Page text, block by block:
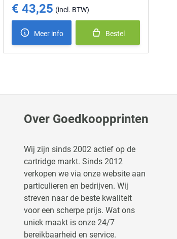
€ 43,25
Meer info Bestel
Over Goedkoopprinten
Wij zijn sinds 2002 actief op de
cartridge markt. Sinds 2012
verkopen we via onze website aan
particulieren en bedrijven. Wij
streven naar de beste kwaliteit
voor een scherpe prijs. Wat ons
uniek maakt is onze 24/7
bereikbaarheid en service.